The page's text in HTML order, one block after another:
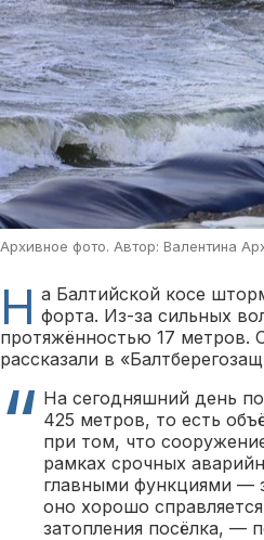
Архивное фото. Автор: Валентина
Н а Балтийской косе
форта. Из-за сильных
протяжённостью 17 метров.
рассказали в
На сегодняшний день
425 метров, то есть
при том, что
рамках срочных
главными функциями —
оно хорошо
затопления посёлка, —